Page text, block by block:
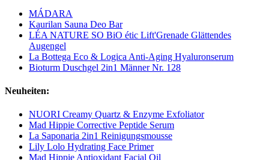
MÁDARA
Kaurilan Sauna Deo Bar
LÉA NATURE SO BiO étic Lift'Grenade Glättendes
Augengel
La Bottega Eco & Logica Anti-Aging Hyaluronserum
Bioturm Duschgel 2in1 Männer Nr. 128
Neuheiten:
NUORI Creamy Quartz & Enzyme Exfoliator
Mad Hippie Corrective Peptide Serum
La Saponaria 2in1 Reinigungsmousse
Lily Lolo Hydrating Face Primer
Mad Hippie Antioxidant Facial Oil